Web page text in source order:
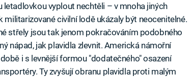
vyplout nechtěli – v mnoha jiných
civilní lodě ukázaly být neocenitelné.
střely jsou tak jenom pokračováním podobného
nápad, jak plavidla zlevnit. Americká námořní
i s levnější formou "dodatečného" osazení
Ty zvyšují obranu plavidla proti malým